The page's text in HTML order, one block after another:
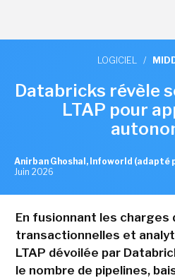
LOGICIEL /
Databricks révèle
LTAP pour
Anirban Ghoshal, Infoworld (adapté
Juin 2026
En fusionnant les charges
transactionnelles et
LTAP dévoilée par
le nombre de pipelines,